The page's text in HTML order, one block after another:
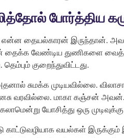
போர்த்திய
என்ன தையல்காரன் இருந்தான்.
தைக்க வேண்டிய துணிகளை
குறைந்துவிட்டது.
சுமக்க முடியவில்லை.
வரவில்லை. மாகா கஞ்சன்
யோசித்து ஒரு
வயல்கள் இருக்கும்